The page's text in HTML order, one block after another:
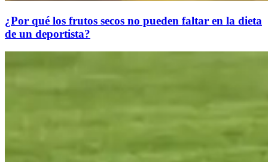
¿Por qué los frutos secos no pueden faltar en la dieta
de un deportista?